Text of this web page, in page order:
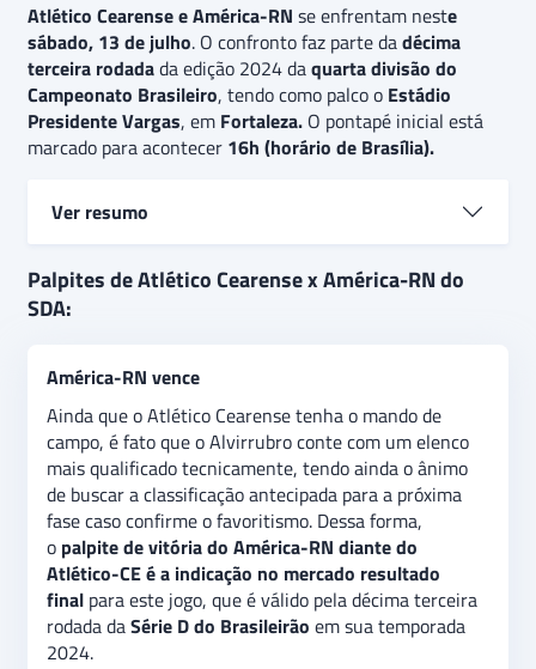
Atlético Cearense e América-RN se enfrentam neste
sábado, 13 de julho. O confronto faz parte dadécima
terceira rodadada edição 2024 daquarta divisão do
Campeonato Brasileiro, tendo como palco o Estádio
Presidente Vargas, em Fortaleza. O pontapé inicial está
marcado para acontecer 16h (horário de Brasília).
Ver resumo
Atlético Cearense e América-RN terão seus
caminhos cruzados em jogo válido pela décima
vaga na próxima fase caso confirme o favoritismo.
palpite é de vitóriado América-RN, que enfrenta um
adversário que atravessa um momento ruim na Série
D. Além disso, há a expectativa de alguns gols no
confronto, indicando uma aposta extra de “acima de
1.5 gols” no jogo.
Palpites de Atlético Cearense x América-RN do
SDA:
América-RN vence
Ainda que o Atlético Cearense tenha o mando de
campo, é fato que o Alvirrubro conte com um elenco
mais qualificado tecnicamente, tendo ainda o ânimo
de buscar a classificação antecipada para a próxima
fase caso confirme o favoritismo. Dessa forma,
o palpite de vitória do América-RN diante do
Atlético-CE é a indicação no mercado resultado
final para este jogo, que é válido pela décima terceira
rodada daSérie D do Brasileirão em sua temporada
2024.